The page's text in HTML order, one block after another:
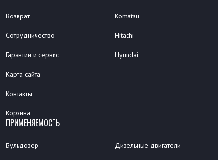
Возврат
Сотрудничество
Гарантии и сервис
Карта сайта
Контакты
Корзина
Komatsu
Hitachi
Hyundai
ПРИМЕНЯЕМОСТЬ
Бульдозер Дизельные двигатели